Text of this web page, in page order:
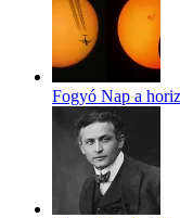
Fogyó Nap a